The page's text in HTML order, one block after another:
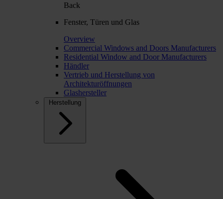
Back
Fenster, Türen und Glas
Overview
Commercial Windows and Doors Manufacturers
Residential Window and Door Manufacturers
Händler
Vertrieb und Herstellung von
Architekturöffnungen
Glashersteller
Herstellung